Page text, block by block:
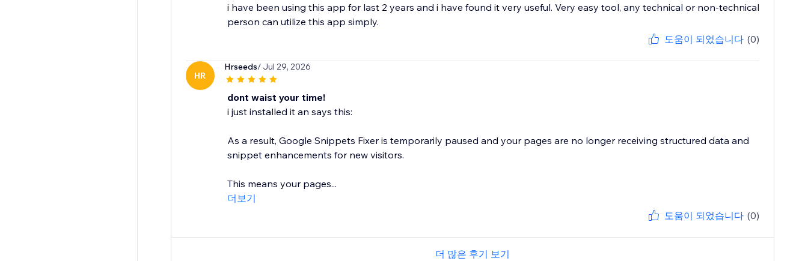
i have been using this app for last 2 years and i have found it very useful. Very easy tool, any technical or non-technical
person can utilize this app simply.
도움이 되었습니다 (0)
HR
Hrseeds/ Jul 29, 2026
dont waist your time!
i just installed it an says this:
As a result, Google Snippets Fixer is temporarily paused and your pages are no longer receiving structured data and
snippet enhancements for new visitors.
This means your pages...
더보기
도움이 되었습니다 (0)
더 많은 후기 보기